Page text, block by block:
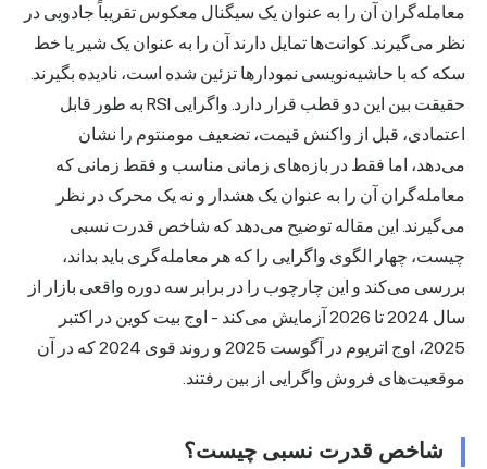
معامله‌گران آن را به عنوان یک سیگنال معکوس تقریباً جادویی در
نظر می‌گیرند. کوانت‌ها تمایل دارند آن را به عنوان یک شیر یا خط
سکه که با حاشیه‌نویسی نمودارها تزئین شده است، نادیده بگیرند.
حقیقت بین این دو قطب قرار دارد. واگرایی RSI به طور قابل
اعتمادی، قبل از واکنش قیمت، تضعیف مومنتوم را نشان
می‌دهد، اما فقط در بازه‌های زمانی مناسب و فقط زمانی که
معامله‌گران آن را به عنوان یک هشدار و نه یک محرک در نظر
می‌گیرند. این مقاله توضیح می‌دهد که شاخص قدرت نسبی
چیست، چهار الگوی واگرایی را که هر معامله‌گری باید بداند،
بررسی می‌کند و این چارچوب را در برابر سه دوره واقعی بازار از
سال 2024 تا 2026 آزمایش می‌کند - اوج بیت کوین در اکتبر
2025، اوج اتریوم در آگوست 2025 و روند قوی 2024 که در آن
موقعیت‌های فروش واگرایی از بین رفتند.
شاخص قدرت نسبی چیست؟